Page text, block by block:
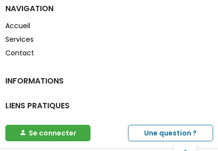
NAVIGATION
Accueil
Services
Contact
INFORMATIONS
LIENS PRATIQUES
Se connecter Une question ?